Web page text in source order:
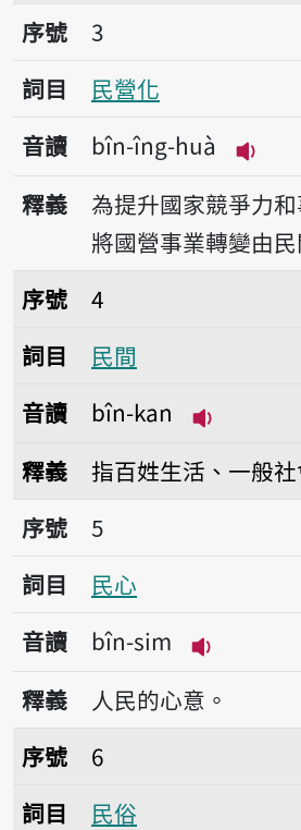
序號3民營化
序號
3
詞目
民營化
音讀
bîn-îng-huà
播放
釋義
為提升國家競爭力
將國營事業轉變由
序號4民間
序號
4
詞目
民間
音讀
bîn-kan
釋義
指百姓生活、一般社
序號5民心
序號
5
詞目
民心
音讀
bîn-sim
播放音讀
釋義
人民的心意。
序號6民俗
序號
6
詞目
民俗